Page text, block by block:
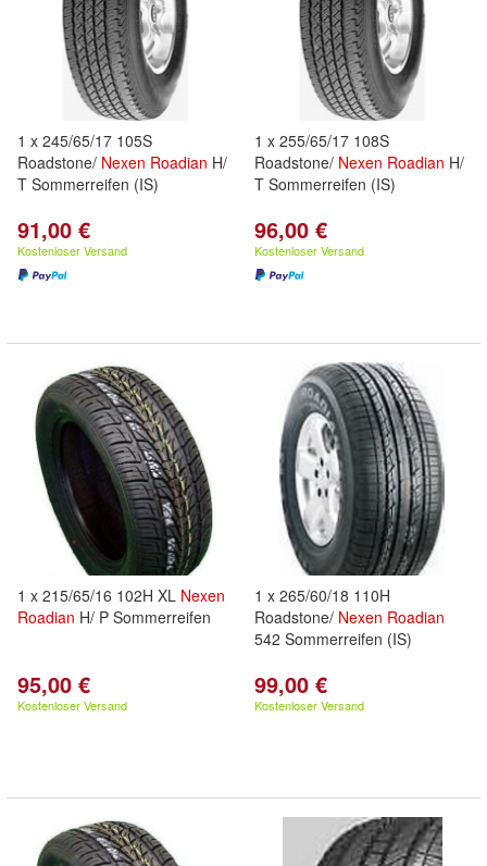
1 x 245/65/17 105S
Roadstone/ Nexen Roadian H/
T Sommerreifen (IS)
91,00 €
Kostenloser Versand
1 x 255/65/17 108S
Roadstone/ Nexen Roadian H/
T Sommerreifen (IS)
96,00 €
Kostenloser Versand
1 x 215/65/16 102H XL Nexen
Roadian H/ P Sommerreifen
95,00 €
Kostenloser Versand
1 x 265/60/18 110H
Roadstone/ Nexen Roadian
542 Sommerreifen (IS)
99,00 €
Kostenloser Versand